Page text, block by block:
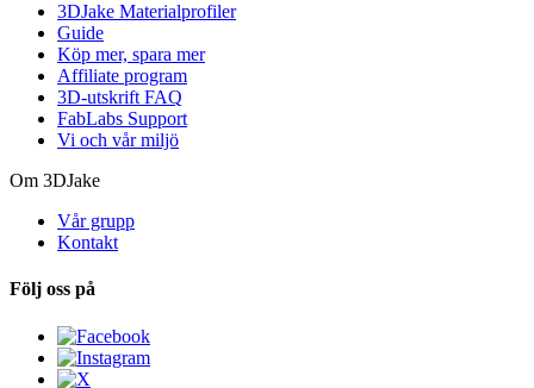
3DJake Materialprofiler
Guide
Köp mer, spara mer
Affiliate program
3D-utskrift FAQ
FabLabs Support
Vi och vår miljö
Om 3DJake
Vår grupp
Kontakt
Följ oss på